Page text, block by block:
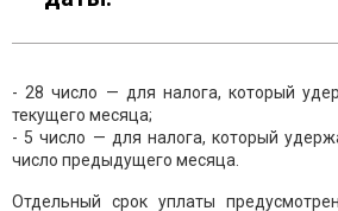
- 28 число — для налога, который
текущего месяца;
- 5 число — для налога, который
число предыдущего месяца.
Отдельный срок уплаты